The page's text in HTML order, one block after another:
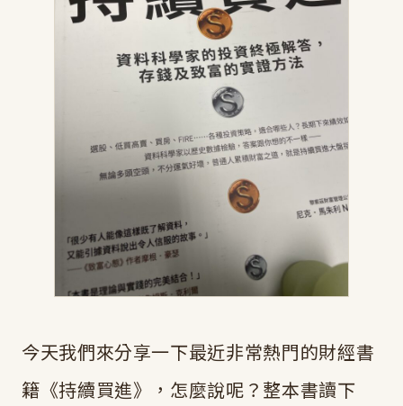
今天我們來分享一下最近非常熱門的財經書
籍《持續買進》，怎麼說呢？整本書讀下